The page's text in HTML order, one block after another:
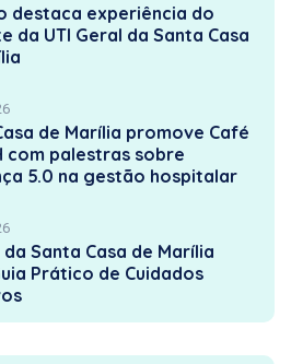
destaca experiência do
da UTI Geral da Santa Casa
de Marília promove Café
com palestras sobre
5.0 na gestão hospitalar
Santa Casa de Marília
Prático de Cuidados